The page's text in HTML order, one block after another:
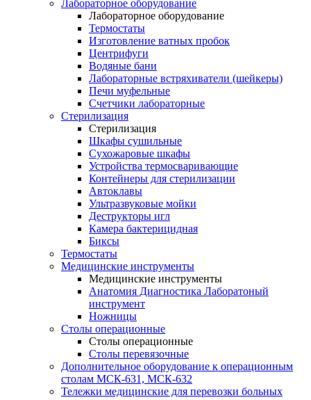
Лабораторное оборудование
Лабораторное оборудование
Термостаты
Изготовление ватных пробок
Центрифуги
Водяные бани
Лабораторные встряхиватели (шейкеры)
Печи муфельные
Счетчики лабораторные
Стерилизация
Стерилизация
Шкафы сушильные
Сухожаровые шкафы
Устройства термосваривающие
Контейнеры для стерилизации
Автоклавы
Ультразвуковые мойки
Деструкторы игл
Камера бактерицидная
Биксы
Термостаты
Медицинские инструменты
Медицинские инструменты
Анатомия Диагностика Лаборатоный
инструмент
Ножницы
Столы операционные
Столы операционные
Столы перевязочные
Дополнительное оборудование к операционным
столам МСК-631, МСК-632
Тележки медицинские для перевозки больных